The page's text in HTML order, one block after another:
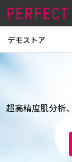
デモストア
超高精度肌分析